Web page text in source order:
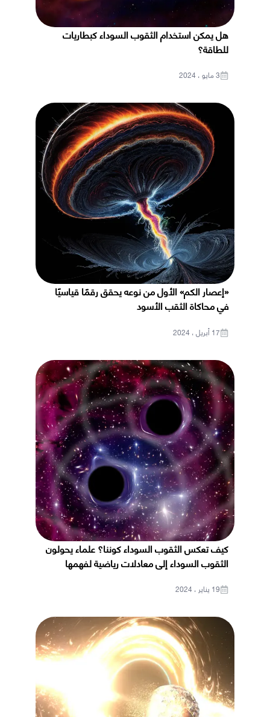
هل يمكن استخدام الثقوب السوداء كبطاريات
للطاقة؟
3 مايو ، 2024
«إعصار الكم» الأول من نوعه يحقق رقمًا قياسيًا
في محاكاة الثقب الأسود
17 أبريل ، 2024
كيف تعكس الثقوب السوداء كوننا؟ علماء يحولون
الثقوب السوداء إلى معادلات رياضية لفهمها
19 يناير ، 2024